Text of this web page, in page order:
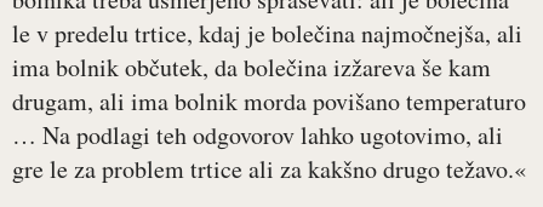
le v predelu trtice, kdaj je bolečina najmočnejša, ali
ima bolnik občutek, da bolečina izžareva še kam
drugam, ali ima bolnik morda povišano temperaturo
… Na podlagi teh odgovorov lahko ugotovimo, ali
gre le za problem trtice ali za kakšno drugo težavo.«